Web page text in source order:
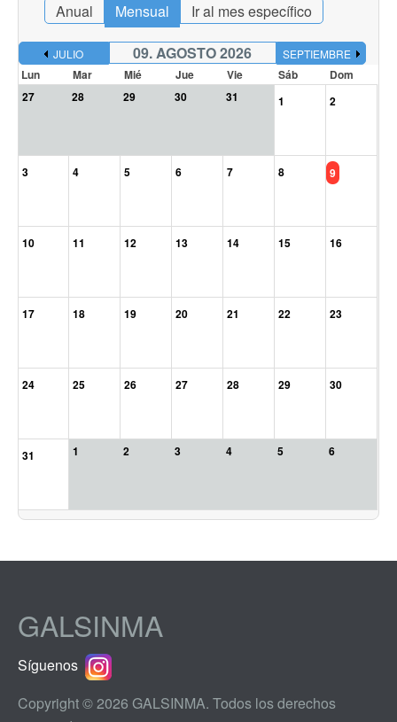
Anual Mensual Ir al mes específico
JULIO 09. AGOSTO 2026 SEPTIEMBRE
Lun Mar Mié Jue Vie Sáb
Dom
27
28 29 30 31 1 2
3 4 5 6 7 8 9
10 11 12 13 14 15 16
17 18 19 20 21 22 23
24 25 26 27 28 29 30
31 1 2 3 4 5 6
GALSINMA
Síguenos
Copyright © 2026 GALSINMA. Todos los derechos